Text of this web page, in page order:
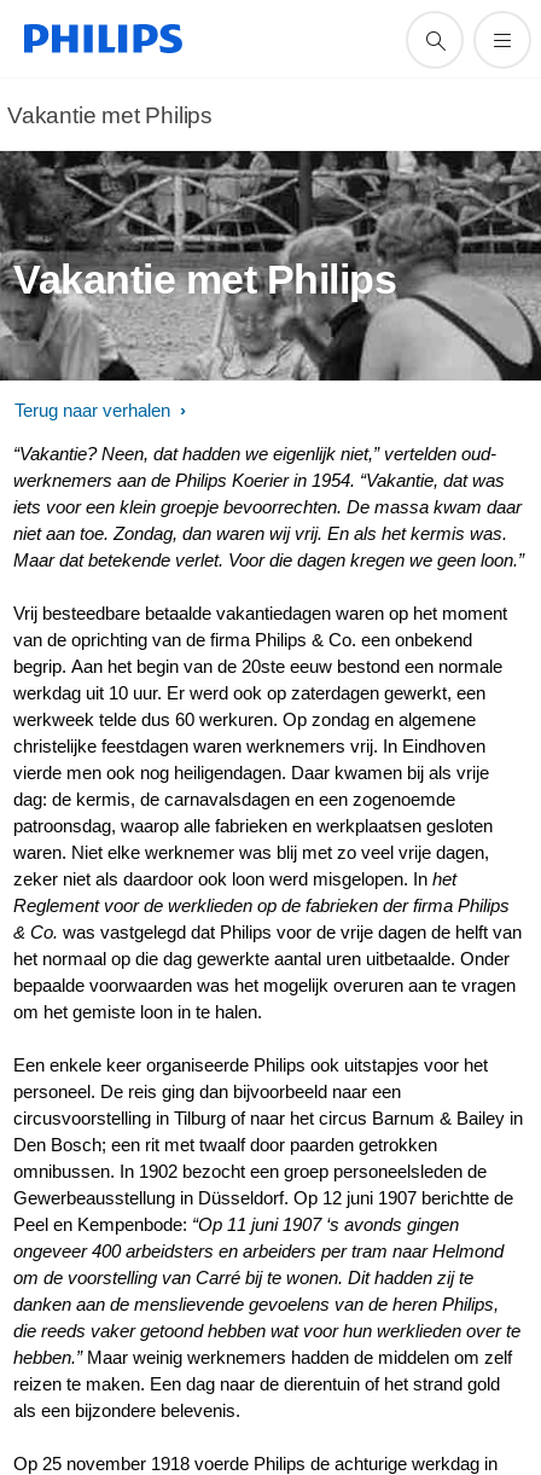
Vakantie met Philips
Vakantie met Philips
Terug naar verhalen
“Vakantie? Neen, dat hadden we eigenlijk niet,” vertelden oud-
werknemers aan de Philips Koerier in 1954. “Vakantie, dat was
iets voor een klein groepje bevoorrechten. De massa kwam daar
niet aan toe. Zondag, dan waren wij vrij. En als het kermis was.
Maar dat betekende verlet. Voor die dagen kregen we geen loon.”
Vrij besteedbare betaalde vakantiedagen waren op het moment
van de oprichting van de firma Philips & Co. een onbekend
begrip. Aan het begin van de 20ste eeuw bestond een normale
werkdag uit 10 uur. Er werd ook op zaterdagen gewerkt, een
werkweek telde dus 60 werkuren. Op zondag en algemene
christelijke feestdagen waren werknemers vrij. In Eindhoven
vierde men ook nog heiligendagen. Daar kwamen bij als vrije
dag: de kermis, de carnavalsdagen en een zogenoemde
patroonsdag, waarop alle fabrieken en werkplaatsen gesloten
waren. Niet elke werknemer was blij met zo veel vrije dagen,
zeker niet als daardoor ook loon werd misgelopen. Inhet
Reglement voor de werklieden op de fabrieken der firma Philips
& Co. was vastgelegd dat Philips voor de vrije dagen de helft van
het normaal op die dag gewerkte aantal uren uitbetaalde. Onder
bepaalde voorwaarden was het mogelijk overuren aan te vragen
om het gemiste loon in te halen.
Een enkele keer organiseerde Philips ook uitstapjes voor het
personeel. De reis ging dan bijvoorbeeld naar een
circusvoorstelling in Tilburg of naar het circus Barnum & Bailey in
Den Bosch; een rit met twaalf door paarden getrokken
omnibussen. In 1902 bezocht een groep personeelsleden de
Gewerbeausstellung in Düsseldorf. Op 12 juni 1907 berichtte de
Peel en Kempenbode: “Op 11 juni 1907 ‘s avonds gingen
ongeveer 400 arbeidsters en arbeiders per tram naar Helmond
om de voorstelling van Carré bij te wonen. Dit hadden zij te
danken aan de menslievende gevoelens van de heren Philips,
die reeds vaker getoond hebben wat voor hun werklieden over te
hebben.”Maar weinig werknemers hadden de middelen om zelf
reizen te maken. Een dag naar de dierentuin of het strand gold
als een bijzondere belevenis.
Op 25 november 1918 voerde Philips de achturige werkdag in